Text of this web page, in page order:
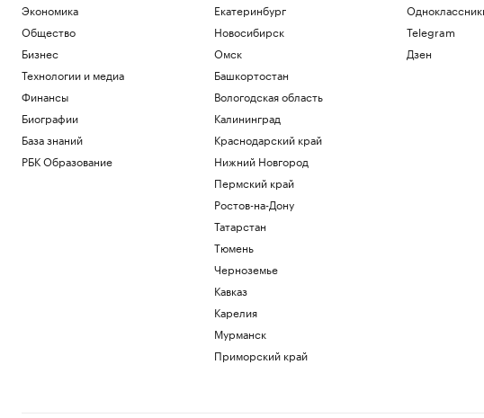
Экономика
Общество
Бизнес
Технологии и медиа
Финансы
Биографии
База знаний
РБК Образование
Екатеринбург
Новосибирск
Омск
Башкортостан
Вологодская область
Калининград
Краснодарский край
Нижний Новгород
Пермский край
Ростов-на-Дону
Татарстан
Тюмень
Черноземье
Кавказ
Карелия
Мурманск
Приморский край
Telegram
Дзен